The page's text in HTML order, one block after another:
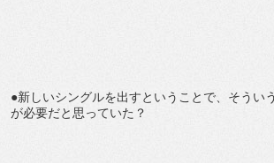
●新しいシングルを出すということで、そうい
が必要だと思っていた？